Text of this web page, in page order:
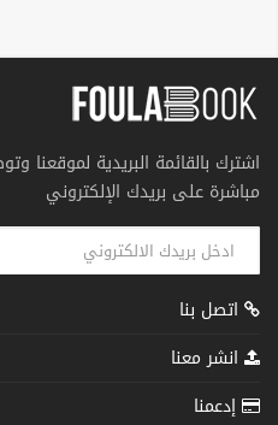
اشترك بالقائمة البريدية لموقعنا
مباشرة على بريدك الإلكتروني
اتصل بنا
انشر معنا
إدعمنا